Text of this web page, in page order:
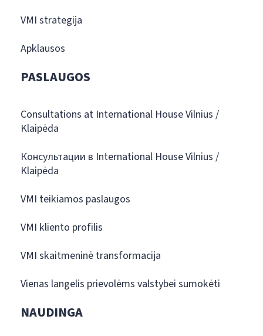
VMI strategija
Apklausos
PASLAUGOS
Consultations at International House Vilnius /
Klaipėda
Консультации в International House Vilnius /
Klaipėda
VMI teikiamos paslaugos
VMI kliento profilis
VMI skaitmeninė transformacija
Vienas langelis prievolėms valstybei sumokėti
NAUDINGA